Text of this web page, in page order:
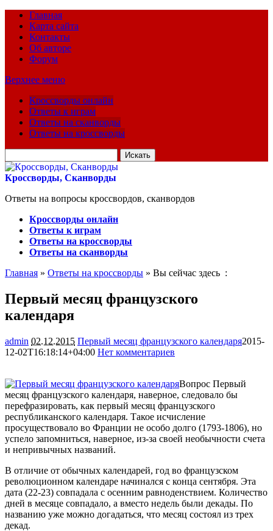
Главная
Карта сайта
Контакты
Об авторе
Форум
Верхнее меню
Кроссворды онлайн
Ответы к играм
Ответы на сканворды
Ответы на кроссворды
для:
Кроссворды, Сканворды
Ответы на вопросы кроссвордов, сканвордов
Кроссворды онлайн
Ответы к играм
Ответы на кроссворды
Ответы на сканворды
Главная » Ответы на кроссворды » Вы сейчас здесь :
Первый месяц французского
календаря
admin 02.12.2015 Первый месяц французского календаря2015-
12-02T16:18:14+04:00 Нет комментариев
Вопрос Первый
месяц французского календаря, наверное, следовало бы
перефразировать, как первый месяц французского
республиканского календаря. Такое исчисление
просуществовало во Франции не особо долго (1793-1806), но
успело запомниться, наверное, из-за своей необычности счета
и непривычных названий.
В отличие от обычных календарей, год во французском
революционном календаре начинался с конца сентября. Эта
дата (22-23) совпадала с осенним равноденствием. Количество
дней в месяце совпадало, а вместо недель были декады. По
названию уже можно догадаться, что месяц состоял из трех
декад.